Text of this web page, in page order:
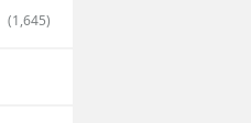
(1,645)